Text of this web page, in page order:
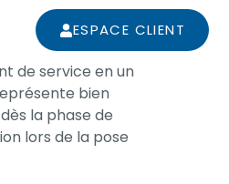
ESPACE CLIENT
de service en un
bien
la phase de
lors de la pose